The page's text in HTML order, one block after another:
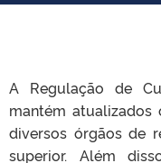
A Regulação de
mantém
diversos órgãos de
superior. Além